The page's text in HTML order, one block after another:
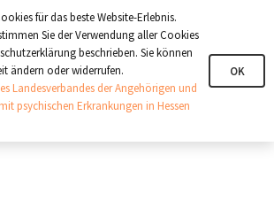
info@angehoerige-hessen.de
für das beste Website-Erlebnis.
Sie der Verwendung aller Cookies
beschrieben. Sie können
ändern oder widerrufen.
Landesverbandes der Angehörigen und
psychischen Erkrankungen in Hessen
OK